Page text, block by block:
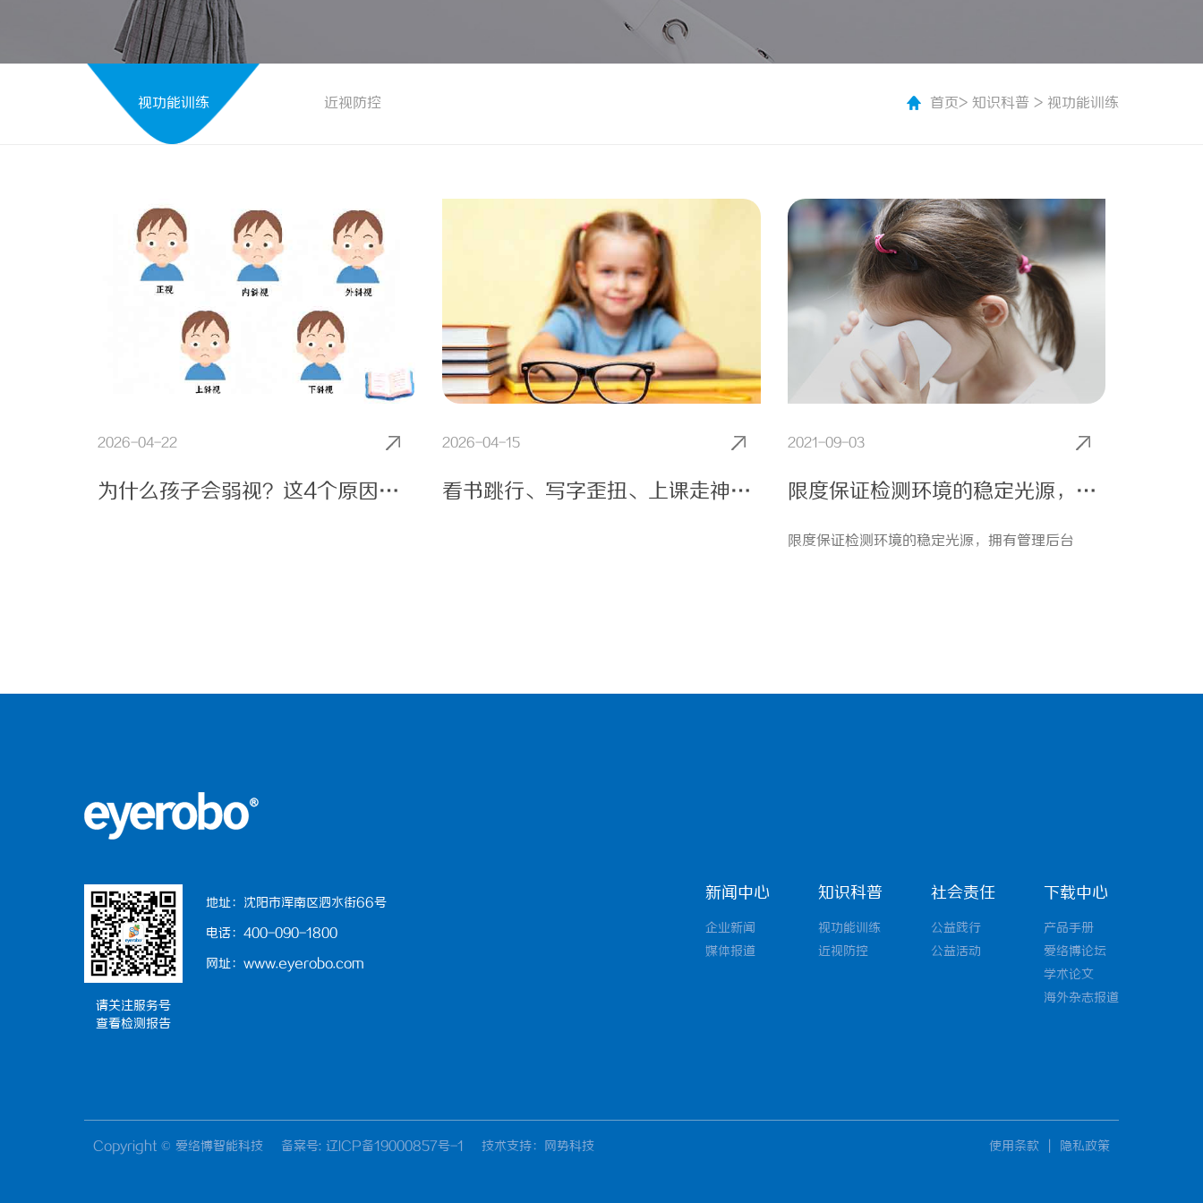
视功能训练 近视防控 首页> 知识科普 > 视功能训练
2026-04-22
为什么孩子会弱视？这4个原因最常见，家长一定要警惕
2026-04-15
看书跳行、写字歪扭、上课走神……别骂孩子粗心了！可能是眼睛“功能坏了”
2021-09-03
限度保证检测环境的稳定光源，拥有管理后台
限度保证检测环境的稳定光源，拥有管理后台
新闻中心
企业新闻
媒体报道
知识科普
视功能训练
近视防控
社会责任
公益践行
公益活动
下载中心
产品手册
爱络博论坛
学术论文
海外杂志报道
地址：沈阳市浑南区泗水街66号
电话：400-090-1800
网址：www.eyerobo.com
请关注服务号
查看检测报告
Copyright © 爱络博智能科技 备案号: 辽ICP备19000857号-1 技术支持：网势科技 使用条款 隐私政策